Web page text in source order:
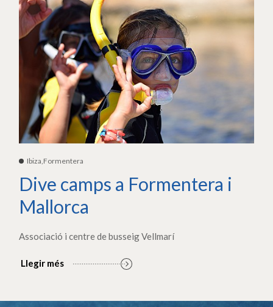
Ibiza,Formentera
Dive camps a Formentera i
Mallorca
Associació i centre de busseig Vellmarí
Llegir més